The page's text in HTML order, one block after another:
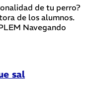
de tu perro?
de los alumnos.
Navegando
sal